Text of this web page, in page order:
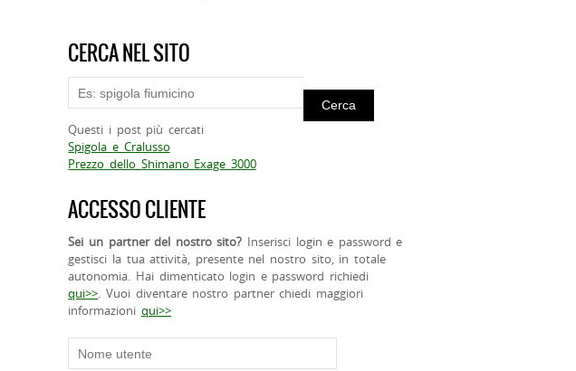
CERCA NEL SITO
Questi i post più cercati
Spigola e Cralusso
Prezzo dello Shimano Exage 3000
ACCESSO CLIENTE
Sei un partner del nostro sito? Inserisci login e password e
gestisci la tua attività, presente nel nostro sito, in totale
autonomia. Hai dimenticato login e password richiedi
qui>>. Vuoi diventare nostro partner chiedi maggiori
informazioniqui>>